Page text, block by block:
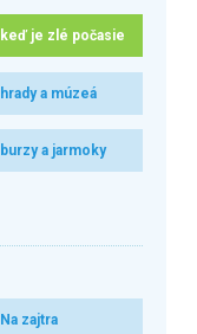
keď je zlé počasie
hrady a múzeá
burzy a jarmoky
Na zajtra